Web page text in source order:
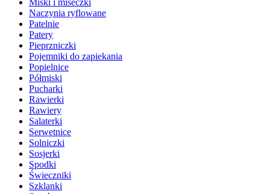
Miski i miseczki
Naczynia ryflowane
Patelnie
Patery
Pieprzniczki
Pojemniki do zapiekania
Popielnice
Półmiski
Pucharki
Rawierki
Rawiery
Salaterki
Serwetnice
Solniczki
Sosjerki
Spodki
Świeczniki
Szklanki